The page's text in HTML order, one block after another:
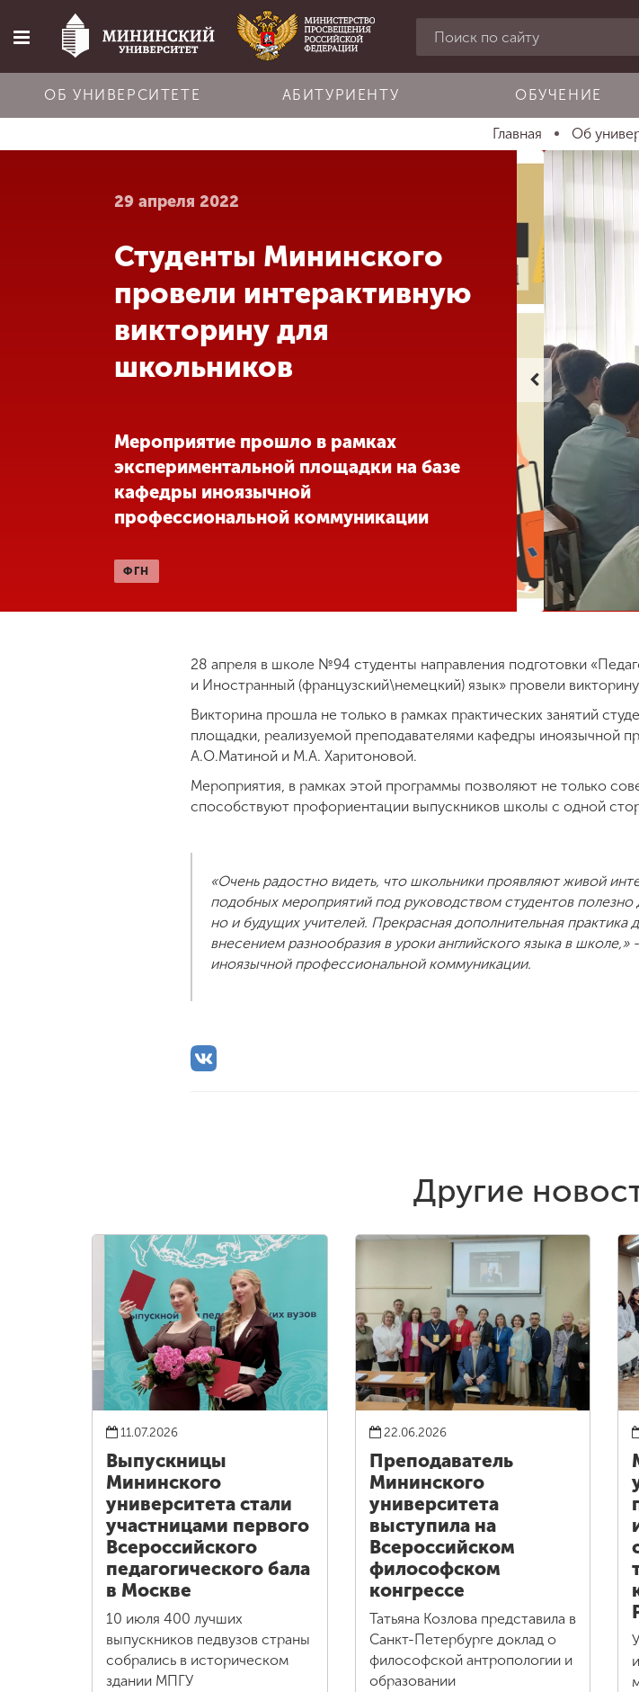
Главная
Об университете
Абитуриенту
Обучение
Международная
деятельность
Другие виды
деятельности
Студенческая
ОБ УНИВЕРСИТЕТЕ АБИТУРИЕНТУ ОБУЧЕНИЕ
Главная Об
29 апреля 2022
Студенты Мининского
провели интерактивную
викторину для
школьников
Мероприятие прошло в рамках
экспериментальной площадки на базе
кафедры иноязычной
профессиональной коммуникации
ФГН
28 апреля в школе №94 студенты направления подготовки
и Иностранный (французский\немецкий) язык» провели
Викторина прошла не только в рамках практических занятий
площадки, реализуемой преподавателями кафедры иноязычной
А.О.Матиной и М.А. Харитоновой.
Мероприятия, в рамках этой программы позволяют не только
способствуют профориентации выпускников школы с одной
«Очень радостно видеть, что школьники проявляют живой
подобных мероприятий под руководством студентов
но и будущих учителей. Прекрасная дополнительная практика
внесением разнообразия в уроки английского языка в
иноязычной профессиональной коммуникации.
Другие
11.07.2026
Выпускницы
Мининского
университета стали
участницами первого
Всероссийского
педагогического бала
в Москве
10 июля 400 лучших
выпускников педвузов страны
собрались в историческом
здании МПГУ
22.06.2026
Преподаватель
Мининского
университета
выступила на
Всероссийском
философском
конгрессе
Татьяна Козлова представила в
Санкт-Петербурге доклад о
философской антропологии и
образовании